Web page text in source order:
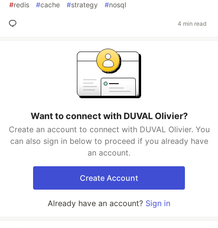
#redis #cache #strategy #nosql
4 min read
Want to connect with DUVAL Olivier?
Create an account to connect with DUVAL Olivier. You
can also sign in below to proceed if you already have
an account.
Create Account
Already have an account? Sign in